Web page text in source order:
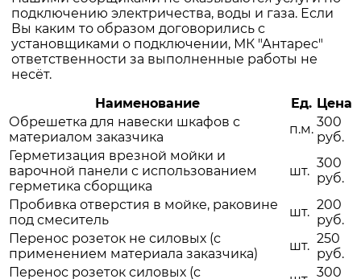
подключению электричества, воды и газа. Если
Вы каким то образом договорились с
установщиками о подключении, МК "Антарес"
ответственности за выполненные работы не
несёт.
Наименование
Ед. Цена
Обрешетка для навески шкафов с
материалом заказчика
п.м. 300
руб.
Герметизация врезной мойки и
варочной панели с использованием
герметика сборщика
шт.
300
руб.
Пробивка отверстия в мойке, раковине
под смеситель
шт. 200
руб.
Перенос розеток не силовых (с
применением материала заказчика)
шт. 250
руб.
Перенос розеток силовых (с
300